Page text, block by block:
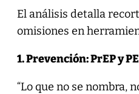
El análisis detalla
omisiones en
1. Prevención: PrEP y
“Lo que no se nombra,